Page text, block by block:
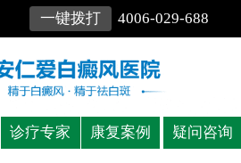
一键拨打 4006-029-688
诊疗专家 康复案例 疑问咨询